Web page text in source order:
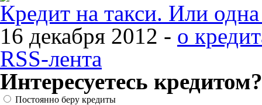
Кредит на такси. Или
16 декабря 2012 - о
RSS-лента
Интересуетесь кредитом?
Постоянно беру кредиты